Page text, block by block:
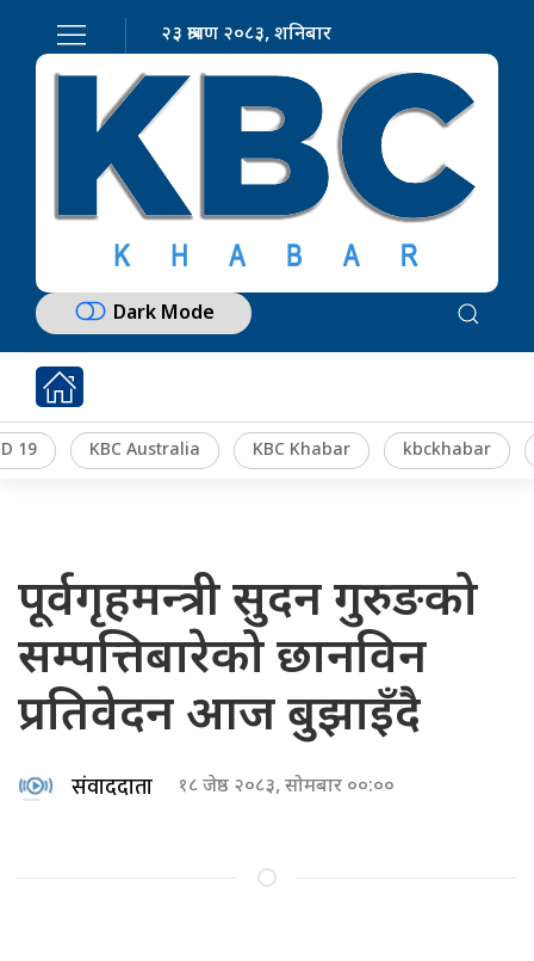
२३ श्रावण २०८३, शनिबार
Dark Mode
19 KBC Australia KBC Khabar kbckhabar
पूर्वगृहमन्त्री सुदन गुरुङको
सम्पत्तिबारेको छानविन
प्रतिवेदन आज बुझाइँदै
संवाददाता १८ जेष्ठ २०८३, सोमबार ००:००